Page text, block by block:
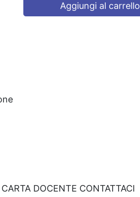
Aggiungi al carrello
DOCENTE CONTATTACI